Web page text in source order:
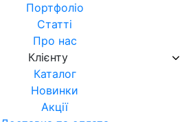
Портфоліо
Статті
Про нас
Клієнту
Каталог
Новинки
Акції